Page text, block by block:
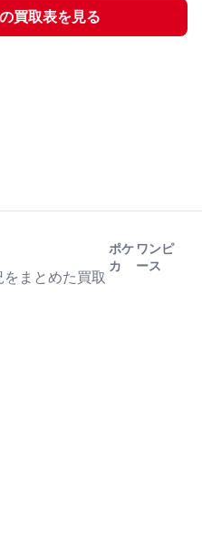
の買取表を見る
まとめた買取
ポケ
カ
ワンピ
ース